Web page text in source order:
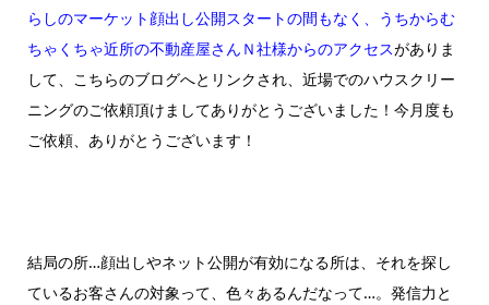
らしのマーケット顔出し公開スタートの間もなく、うちからむ
ちゃくちゃ近所の不動産屋さんＮ社様からのアクセスがありま
して、こちらのブログへとリンクされ、近場でのハウスクリー
ニングのご依頼頂けましてありがとうございました！今月度も
ご依頼、ありがとうございます！
結局の所…顔出しやネット公開が有効になる所は、それを探し
ているお客さんの対象って、色々あるんだなって…。発信力と